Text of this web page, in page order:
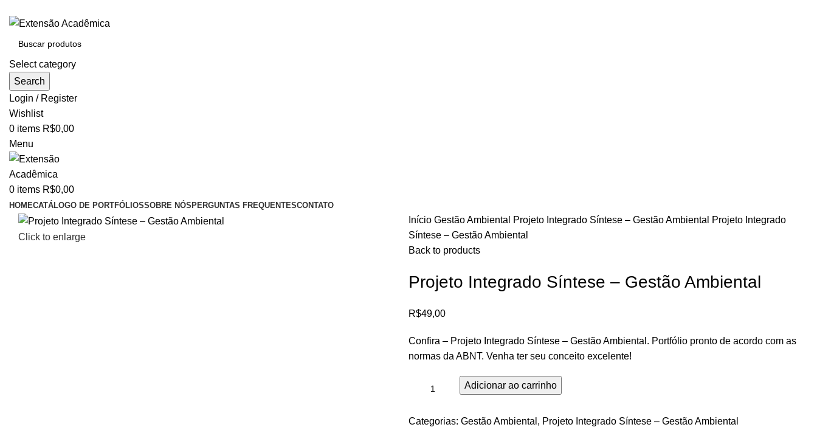
Select category
Search
Login / Register
Wishlist
0 items R$0,00
Menu
0 items R$0,00
HOMECATÁLOGO DE PORTFÓLIOSSOBRE NÓS PERGUNTAS FREQUENTESCONTATO
Click to enlarge
Início Gestão Ambiental Projeto Integrado Síntese – Gestão Ambiental
Projeto Integrado
Síntese – Gestão Ambiental
Back to products
Projeto Integrado Síntese – Gestão Ambiental
R$49,00
Confira – Projeto Integrado Síntese – Gestão Ambiental. Portfólio pronto de acordo com as
normas da ABNT. Venha ter seu conceito excelente!
Adicionar ao carrinho
Categorias: Gestão Ambiental , Projeto Integrado Síntese – Gestão Ambiental